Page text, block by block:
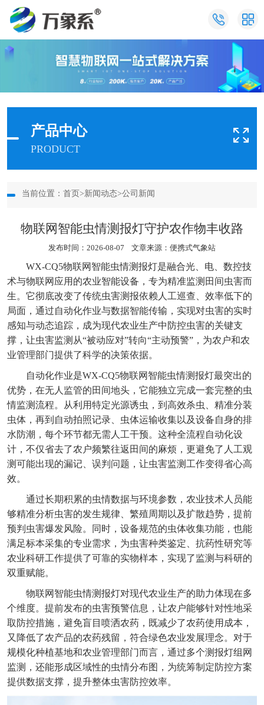
产品中心
PRODUCT
当前位置： 首页 >新闻动态>公司新闻
物联网智能虫情测报灯守护农作物丰收路
发布时间：2026-08-07 文章来源： 便携式气象站
WX-CQ5物联网智能虫情测报灯是融合光、电、数控技
术与物联网应用的农业智能设备，专为精准监测田间虫害而
生。它彻底改变了传统虫害测报依赖人工巡查、效率低下的
局面，通过自动化作业与数据智能传输，实现对虫害的实时
感知与动态追踪，成为现代农业生产中防控虫害的关键支
撑，让虫害监测从“被动应对”转向“主动预警”，为农户和农
业管理部门提供了科学的决策依据。
自动化作业是WX-CQ5物联网智能虫情测报灯最突出的
优势，在无人监管的田间地头，它能独立完成一套完整的虫
情监测流程。从利用特定光源诱虫，到高效杀虫、精准分装
虫体，再到自动拍照记录、虫体运输收集以及设备自身的排
水防潮，每个环节都无需人工干预。这种全流程自动化设
计，不仅省去了农户频繁往返田间的麻烦，更避免了人工观
测可能出现的漏记、误判问题，让虫害监测工作变得省心高
效。
通过长期积累的虫情数据与环境参数，农业技术人员能
够精准分析虫害的发生规律、繁殖周期以及扩散趋势，提前
预判虫害爆发风险。同时，设备规范的虫体收集功能，也能
满足标本采集的专业需求，为虫害种类鉴定、抗药性研究等
农业科研工作提供了可靠的实物样本，实现了监测与科研的
双重赋能。
物联网智能虫情测报灯对现代农业生产的助力体现在多
个维度。提前发布的虫害预警信息，让农户能够针对性地采
取防控措施，避免盲目喷洒农药，既减少了农药使用成本，
又降低了农产品的农药残留，符合绿色农业发展理念。对于
规模化种植基地和农业管理部门而言，通过多个测报灯组网
监测，还能形成区域性的虫情分布图，为统筹制定防控方案
提供数据支撑，提升整体虫害防控效率。